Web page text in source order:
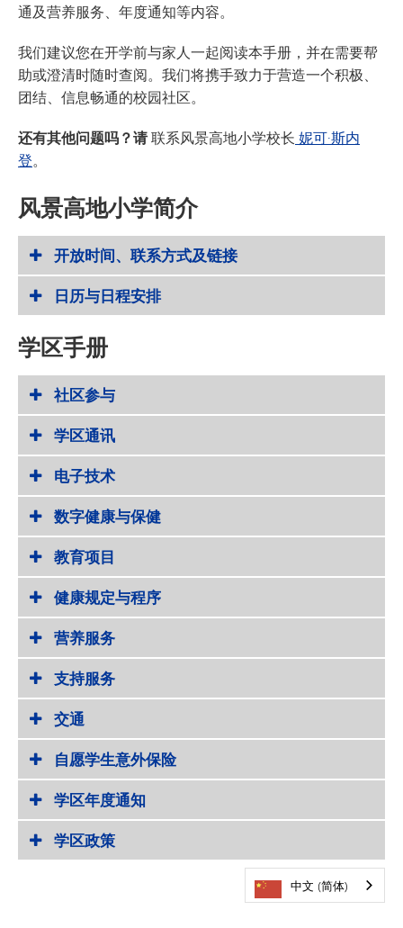
通及营养服务、年度通知等内容。
我们建议您在开学前与家人一起阅读本手册，并在需要帮
助或澄清时随时查阅。我们将携手致力于营造一个积极、
团结、信息畅通的校园社区。
还有其他问题吗？请联系风景高地小学校长 妮可·斯内
登。
风景高地小学简介
开放时间、联系方式及链接
日历与日程安排
学区手册
社区参与
学区通讯
电子技术
数字健康与保健
教育项目
健康规定与程序
营养服务
支持服务
交通
自愿学生意外保险
学区年度通知
学区政策
中文 (简体)